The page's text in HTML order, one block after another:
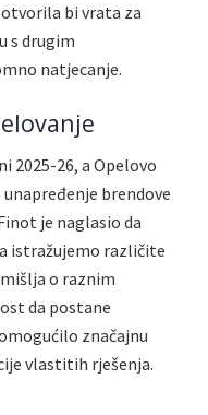
bi vrata za
s drugim
natjecanje.
2025-26, a Opelovo
brendove
je naglasio da
istražujemo različite
o raznim
da postane
značajnu
vlastitih rješenja.